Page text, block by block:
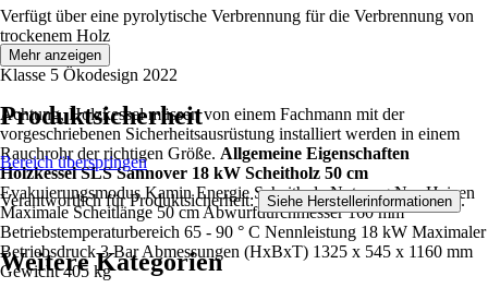
Verfügt über eine pyrolytische Verbrennung für die Verbrennung von
trockenem Holz
Klasse 5 Ökodesign 2022
Achtung, Holzkessel müssen von einem Fachmann mit der
vorgeschriebenen Sicherheitsausrüstung installiert werden in einem
Rauchrohr der richtigen Größe. Allgemeine Eigenschaften
Holzkessel SLS Sannover 18 kW Scheitholz 50 cm
Evakuierungsmodus Kamin Energie Scheitholz Nutzung Nur Heizen
Maximale Scheitlänge 50 cm Abwurfdurchmesser 160 mm
Betriebstemperaturbereich 65 - 90 ° C Nennleistung 18 kW Maximaler
Betriebsdruck 3 Bar Abmessungen (HxBxT) 1325 x 545 x 1160 mm
Gewicht 405 kg
Mehr anzeigen
Produktsicherheit
Bereich überspringen
Verantwortlich für Produktsicherheit: Siehe Herstellerinformationen .
Weitere Kategorien